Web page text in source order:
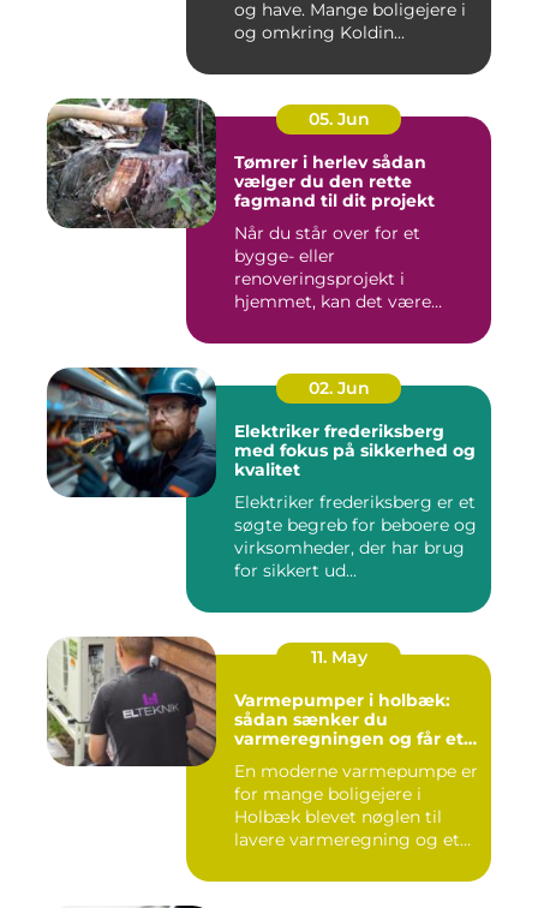
og have. Mange boligejere i
og omkring Koldin...
05. Jun
Tømrer i herlev sådan
vælger du den rette
fagmand til dit projekt
Når du står over for et
bygge- eller
renoveringsprojekt i
hjemmet, kan det være
02. Jun
Elektriker frederiksberg
med fokus på sikkerhed og
kvalitet
Elektriker frederiksberg er et
søgte begreb for beboere og
virksomheder, der har brug
for sikkert ud...
11. May
Varmepumper i holbæk:
sådan sænker du
varmeregningen og får et
En moderne varmepumpe er
for mange boligejere i
Holbæk blevet nøglen til
lavere varmeregning og et